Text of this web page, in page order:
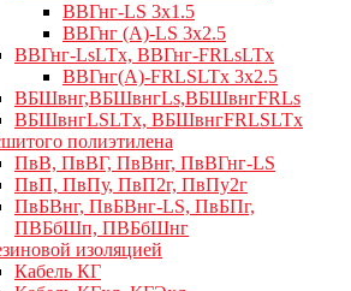
ВВГнг-LS 3х1.5
ВВГнг (А)-LS 3х2.5
ВВГнг-LsLTx, ВВГнг-FRLsLTx
ВВГнг(А)-FRLSLTx 3х2.5
ВБШвнг,ВБШвнгLs,ВБШвнгFRLs
ВБШвнгLSLTx, ВБШвнгFRLSLTx
полиэтилена
ПвВ, ПвВГ, ПвВнг, ПвВГнг-LS
ПвП, ПвПу, ПвП2г, ПвПу2г
ПвБВнг, ПвБВнг-LS, ПвБПг,
ПВБбШп, ПВБбШнг
изоляцией
Кабель КГ